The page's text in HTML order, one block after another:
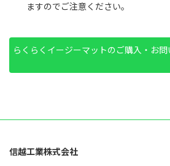
ますのでご注意ください。
らくらくイージーマットのご購入・お
信越工業株式会社